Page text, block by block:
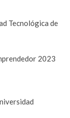
Tecnológica de
2023